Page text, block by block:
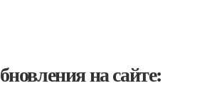
на сайте: